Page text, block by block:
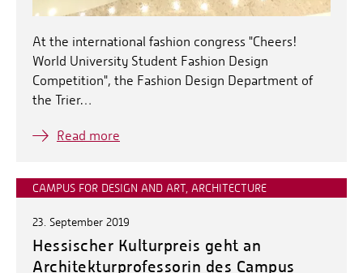
At the international fashion congress "Cheers!
World University Student Fashion Design
Competition", the Fashion Design Department of
the Trier…
Read more
CAMPUS FOR DESIGN AND ART, ARCHITECTURE
23. September 2019
Hessischer Kulturpreis geht an
Architekturprofessorin des Campus